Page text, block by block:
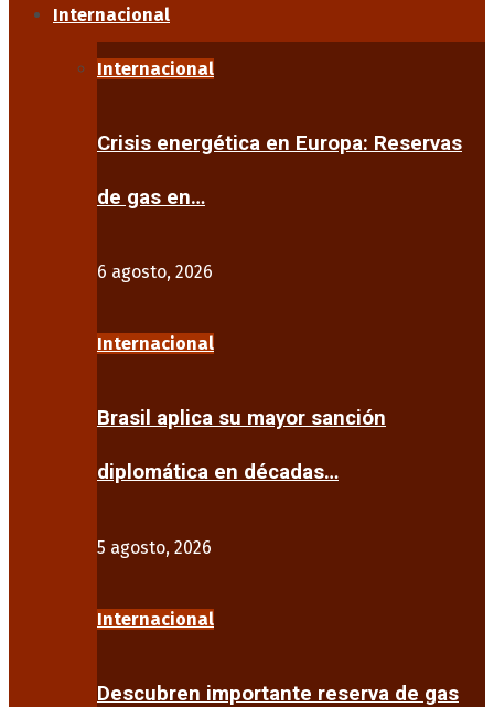
Internacional
Internacional
Crisis energética en Europa: Reservas
de gas en…
6 agosto, 2026
Internacional
Brasil aplica su mayor sanción
diplomática en décadas…
5 agosto, 2026
Internacional
Descubren importante reserva de gas